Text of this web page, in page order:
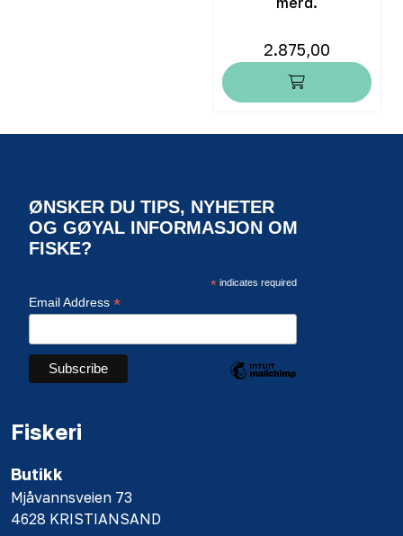
2.875,00
ØNSKER DU TIPS, NYHETER
OG GØYAL INFORMASJON OM
FISKE?
*indicates required
Email Address *
Fiskeri
Butikk
Mjåvannsveien 73
4628 KRISTIANSAND